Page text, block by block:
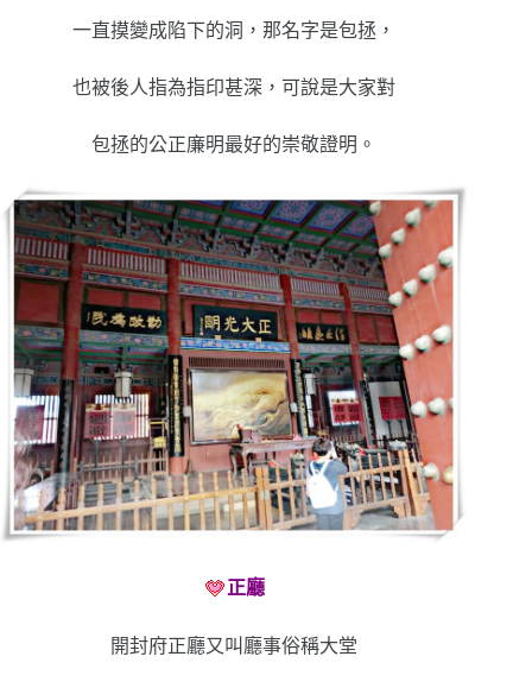
一直摸變成陷下的洞，那名字是包拯，
也被後人指為指印甚深，可說是大家對
包拯的公正廉明最好的崇敬證明。
正廳
開封府正廳又叫廳事俗稱大堂